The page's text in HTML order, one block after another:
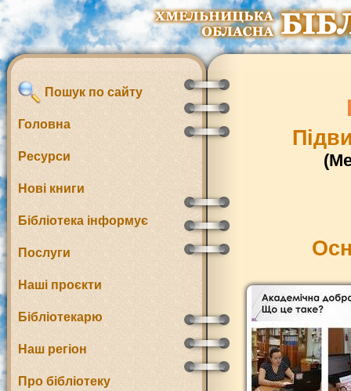
Пошук по сайту
Головна
Ресурси
Нові книги
Бібліотека інформує
Послуги
Наші проєкти
Бібліотекарю
Наш регіон
Про бібліотеку